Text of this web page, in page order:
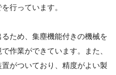
行っています。
ため、集塵機能付きの機械を
作業ができています。また、
がついており、精度がよい製